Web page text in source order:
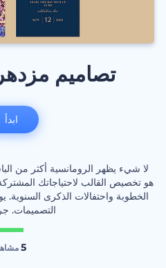
تصاميم
لا شيء يظهر الرومانسية أكثر من
هو تخصيص القالب لاحتياجاتك
الخطوبة واحتفالات الذكرى
التصميمات.
5
ابدأ